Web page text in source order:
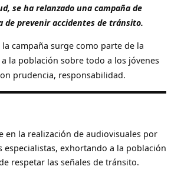
se ha relanzado una campaña de
de prevenir accidentes de tránsito.
campaña surge como parte de la
la población sobre todo a los jóvenes
prudencia, responsabilidad.
en la realización de audiovisuales por
especialistas, exhortando a la población
respetar las señales de tránsito.